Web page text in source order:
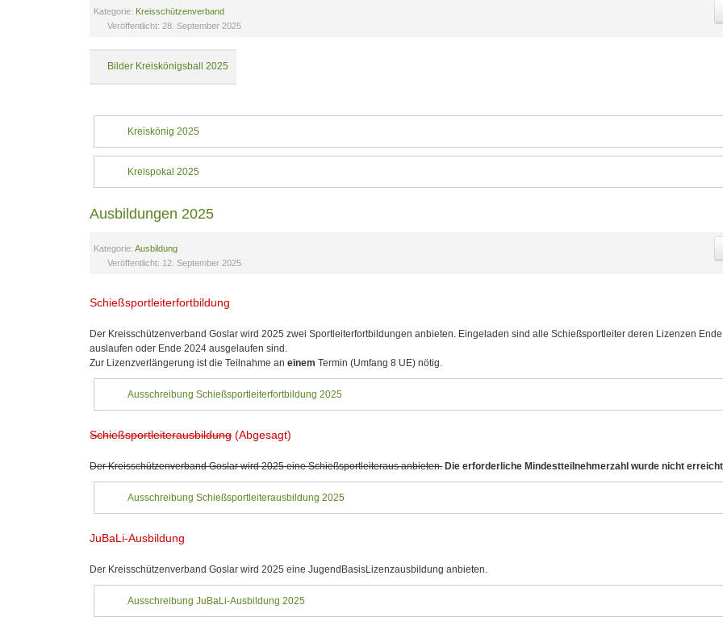
Kategorie: Kreisschützenverband
Veröffentlicht: 28. September 2025
Bilder Kreiskönigsball 2025
Kreiskönig 2025
Kreispokal 2025
Ausbildungen 2025
Kategorie:Ausbildung
Veröffentlicht: 12. September 2025
Schießsportleiterfortbildung
Der Kreisschützenverband Goslar wird 2025 zwei Sportleiterfortbildungen anbieten. Eingeladen sind alle Schießsportleiter deren Lizenzen
auslaufen oder Ende 2024 ausgelaufen sind.
Zur Lizenzverlängerung ist die Teilnahme aneinem Termin (Umfang 8 UE) nötig.
Ausschreibung Schießsportleiterfortbildung 2025
Schießsportleiterausbildung(Abgesagt)
Der Kreisschützenverband Goslar wird 2025 eine Schießsportleiteraus anbieten. Die erforderliche Mindestteilnehmerzahl wurde nicht
Ausschreibung Schießsportleiterausbildung 2025
JuBaLi-Ausbildung
Der Kreisschützenverband Goslar wird 2025 eine JugendBasisLizenzausbildung anbieten.
Ausschreibung JuBaLi-Ausbildung 2025